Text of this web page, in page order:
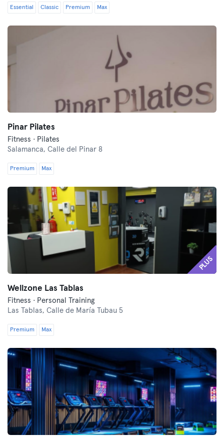
Essential Classic Premium Max
Pinar Pilates
Fitness · Pilates
Salamanca, Calle del Pinar 8
Premium Max
PLUS
Wellzone Las Tablas
Fitness · Personal Training
Las Tablas, Calle de María Tubau 5
Premium Max